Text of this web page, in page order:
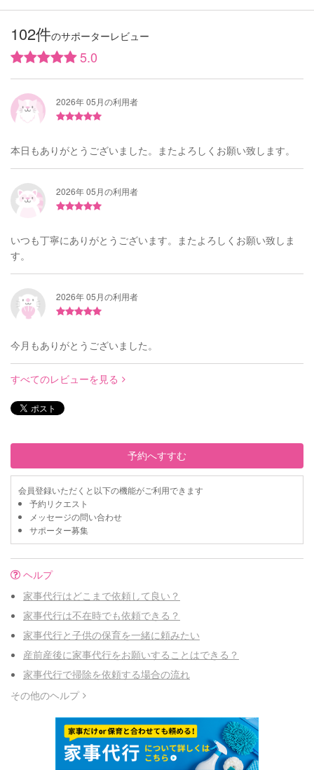
102件のサポーターレビュー
5.0
2026年 05月の利用者
本日もありがとうございました。またよろしくお願い致します。
2026年 05月の利用者
いつも丁寧にありがとうございます。またよろしくお願い致しま
す。
2026年 05月の利用者
今月もありがとうございました。
すべてのレビューを見る
予約へすすむ
会員登録いただくと以下の機能がご利用できます
予約リクエスト
メッセージの問い合わせ
サポーター募集
ヘルプ
家事代行はどこまで依頼して良い？
家事代行は不在時でも依頼できる？
家事代行と子供の保育を一緒に頼みたい
産前産後に家事代行をお願いすることはできる？
家事代行で掃除を依頼する場合の流れ
その他のヘルプ